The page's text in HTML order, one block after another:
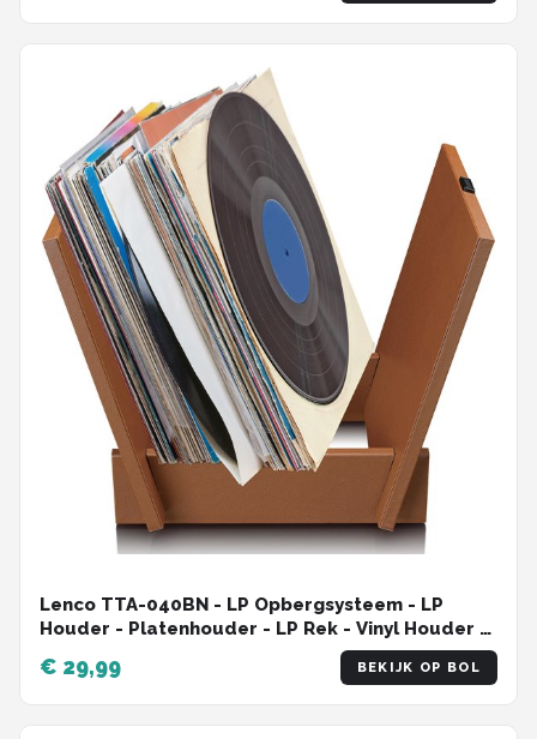
Lenco TTA-040BN - LP Opbergsysteem - LP
Houder - Platenhouder - LP Rek - Vinyl Houder -
€ 29,99 BEKIJK OP BOL